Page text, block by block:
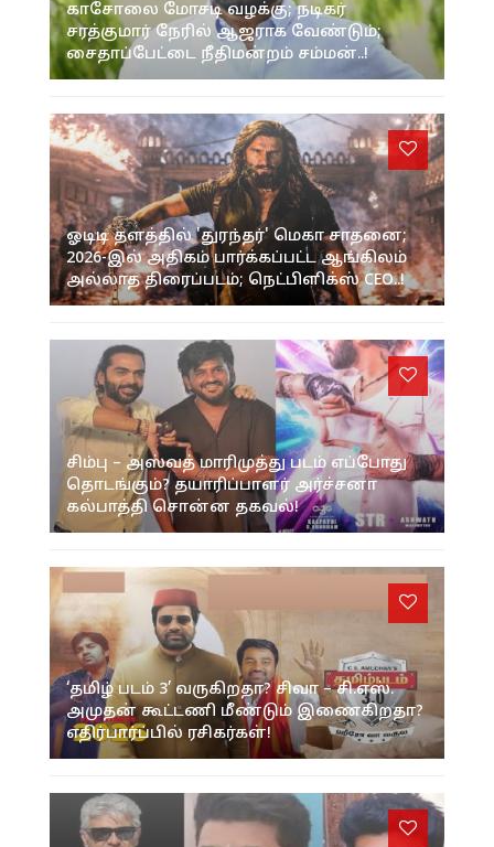
காசோலை மோசடி வழக்கு; நடிகர்
சரத்குமார் நேரில் ஆஜராக வேண்டும்;
சைதாப்பேட்டை நீதிமன்றம் சம்மன்..!
ஓடிடி தளத்தில் 'துரந்தர்' மெகா சாதனை;
2026-இல் அதிகம் பார்க்கப்பட்ட ஆங்கிலம்
அல்லாத திரைப்படம்; நெட்பிளிக்ஸ் CEO..!
சிம்பு – அஸ்வத் மாரிமுத்து படம் எப்போது
தொடங்கும்? தயாரிப்பாளர் அர்ச்சனா
கல்பாத்தி சொன்ன தகவல்!
‘தமிழ் படம் 3’ வருகிறதா? சிவா – சி.எஸ்.
அமுதன் கூட்டணி மீண்டும் இணைகிறதா?
எதிர்பார்ப்பில் ரசிகர்கள்!